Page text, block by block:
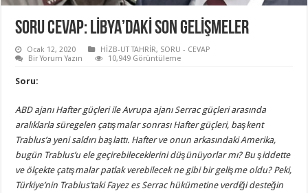
SORU CEVAP: LIBYA’DAKI SON GELIŞMELER
Ocak 12, 2020 HİZB-UT TAHRİR, SORU - CEVAP
Bir Yorum Yazın
10,949 Görüntüleme
Soru:
ABD ajanı Hafter güçleri ile Avrupa ajanı Serrac güçleri arasında
aralıklarla süregelen çatışmalar sonrası Hafter güçleri, başkent
Trablus’a yeni saldırı başlattı. Hafter ve onun arkasındaki Amerika,
bugün Trablus’u ele geçirebileceklerini düşünüyorlar mı? Bu şiddette
ve ölçekte çatışmalar patlak verebilecek ne gibi bir gelişme oldu? Peki,
Türkiye’nin Trablus’taki Fayez es Serrac hükümetine verdiği desteğin